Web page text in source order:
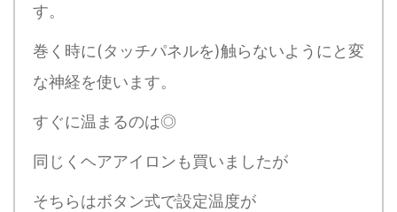
す。
巻く時に(タッチパネルを)触らないようにと変
な神経を使います。
すぐに温まるのは◎
同じくヘアアイロンも買いましたが
そちらはボタン式で設定温度が